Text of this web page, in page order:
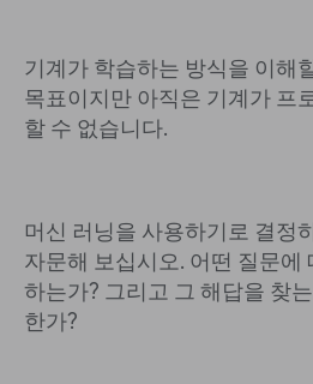
기계가 학습하는 방식을 이해
목표이지만 아직은 기계가 프
할 수 없습니다.
머신 러닝을 사용하기로 결정
자문해 보십시오. 어떤 질문에
하는가? 그리고 그 해답을 찾
한가?